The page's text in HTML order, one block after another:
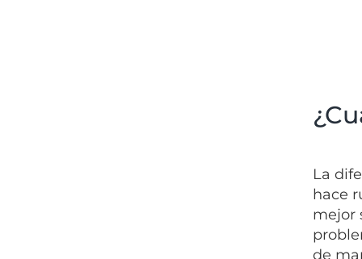
La
hace
mejor
de